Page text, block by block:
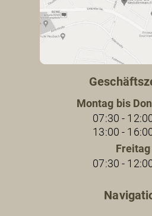
Montag bis
07:30 -
13:00 -
Freitag
07:30 -